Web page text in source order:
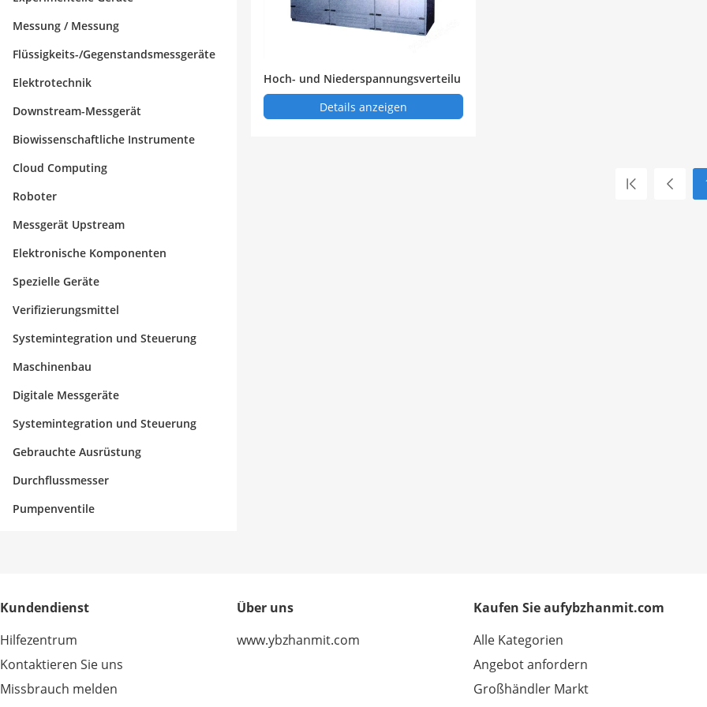
Messung / Messung
Flüssigkeits-/Gegenstandsmessgeräte
Elektrotechnik
Downstream-Messgerät
Biowissenschaftliche Instrumente
Cloud Computing
Roboter
Messgerät Upstream
Elektronische Komponenten
Spezielle Geräte
Verifizierungsmittel
Systemintegration und Steuerung
Maschinenbau
Digitale Messgeräte
Systemintegration und Steuerung
Gebrauchte Ausrüstung
Durchflussmesser
Pumpenventile
Hoch- und Niederspannungsverteilu
ngsschrank
Details anzeigen
Kundendienst
Hilfezentrum
Kontaktieren Sie uns
Missbrauch melden
Über uns
www.ybzhanmit.com
Kaufen Sie aufybzhanmit.com
Alle Kategorien
Angebot anfordern
Großhändler Markt